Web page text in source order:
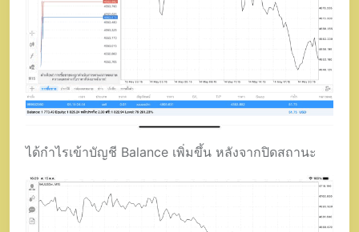
ได้กำไรเข้าบัญชี Balance เพิ่มขึ้น หลังจากปิดสถานะ